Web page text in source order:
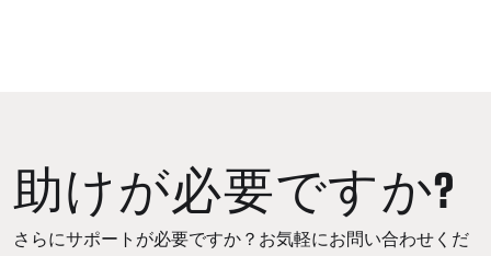
助けが必要ですか?
さらにサポートが必要ですか？お気軽にお問い合わせくだ